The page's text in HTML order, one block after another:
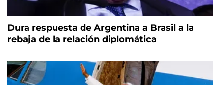
Dura respuesta de Argentina a Brasil a la
rebaja de la relación diplomática